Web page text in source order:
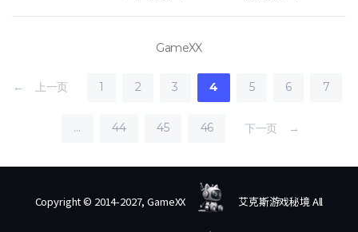
GameXX
← 上一页 1 2 3 4 5 6 7
… 44 45 46 下一页 →
Copyright © 2014-2027, GameXX 艾克斯游戏秘境 All